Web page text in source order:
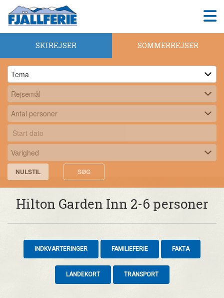
SKIREJSER SOMMERREJSER
NULSTIL SØG
Hilton Garden Inn 2-6 personer
INDKVARTERINGER FAMILIEFERIE FAKTA
LANDEKORT TRANSPORT